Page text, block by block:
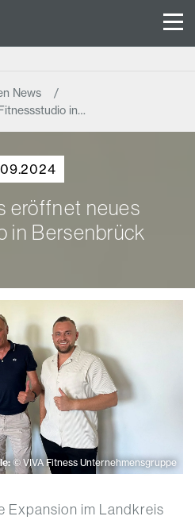
News
in…
eröffnet neues
in Bersenbrück
© VIVA Fitness Unternehmensgruppe
Expansion im Landkreis